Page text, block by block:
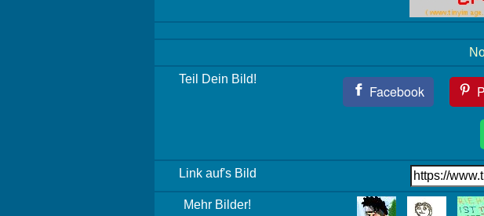
Teil Dein Bild!
Facebook
Link auf's Bild
Mehr Bilder!